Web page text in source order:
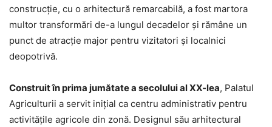
construcție, cu o arhitectură remarcabilă, a fost martora
multor transformări de-a lungul decadelor și rămâne un
punct de atracție major pentru vizitatori și localnici
deopotrivă.
Construit în prima jumătate a secolului al XX-lea, Palatul
Agriculturii a servit inițial ca centru administrativ pentru
activitățile agricole din zonă. Designul său arhitectural